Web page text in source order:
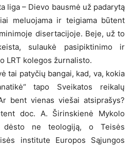
liga – Dievo bausmė už padarytą
meluojama ir teigiama būtent
disertacijoje. Beje, už to
sulaukė pasipiktinimo ir
LRT kolegos žurnalisto.
tai patyčių bangai, kad, va, kokia
tapo Sveikatos reikalų
bent vienas viešai atsiprašys?
doc. A. Širinskienė Mykolo
dėsto ne teologiją, o Teisės
institute Europos Sąjungos